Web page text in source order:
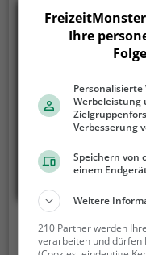
Engstlensee
Ihre
Werbeleistung
Verbesserung
Speichern von
einem
Weitere
210 Partner werden
verarbeiten und dürfen